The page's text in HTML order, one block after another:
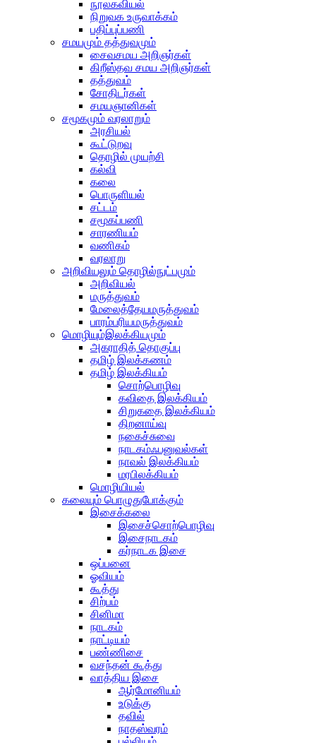
நூலகவியல்
நிறுவக உருவாக்கம்
பதிப்புப்பணி
சமயமும் தத்துவமும்
சைவசமய அறிஞர்கள்
கிறீஸ்தவ சமய அறிஞர்கள்
தத்துவம்
சோதிடர்கள்
சமயஞானிகள்
சமூகமும் வரலாறும்
அரசியல்
கூட்டுறவு
தொழில் முயற்சி
கல்வி
கலை
பொருளியல்
சட்டம்
சமூகப்பணி
சாரணியம்
வணிகம்
வரலாறு
அறிவியலும் தொழில்நுட்பமும்
அறிவியல்
மருத்துவம்
மேலைத்தேயமருத்துவம்
பாரம்பரியமருத்துவம்
மொழியும்இலக்கியமும்
அகராதித் தொகுப்பு
தமிழ் இலக்கணம்
தமிழ் இலக்கியம்
சொற்பொழிவு
கவிதை இலக்கியம்
சிறுகதை இலக்கியம்
திறனாய்வு
நகைச்சுவை
நாடகம்ஃபனுவல்கள்
நாவல் இலக்கியம்
மரபிலக்கியம்
மொழியியல்
கலையும் பொழுதுபோக்கும்
இசைக்கலை
இசைச்சொற்பொழிவு
இசைநாடகம்
கர்நாடக இசை
ஒப்பனை
ஓவியம்
கூத்து
சிற்பம்
சினிமா
நாடகம்
நாட்டியம்
பண்ணிசை
வசந்தன் கூத்து
வாத்திய இசை
ஆர்மோனியம்
உடுக்கு
தவில்
நாதஸ்வரம்